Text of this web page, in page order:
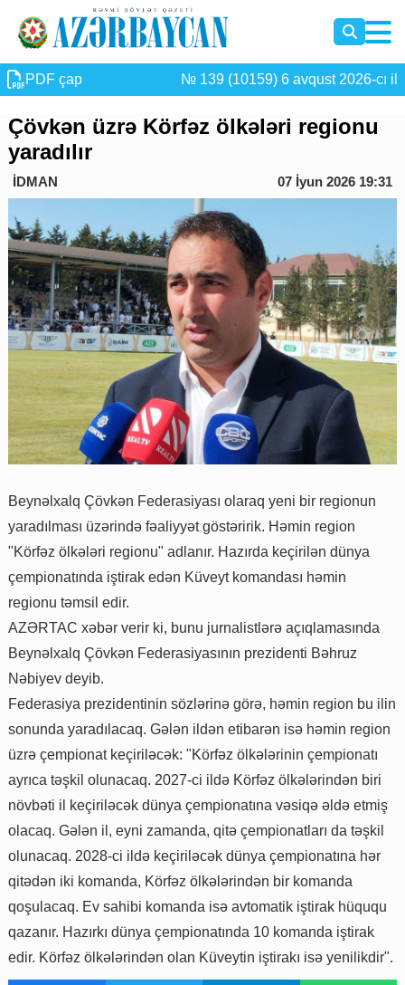
PDF çap № 139 (10159) 6 avqust 2026-cı il
Çövkən üzrə Körfəz ölkələri regionu
yaradılır
İDMAN 07 İyun 2026 19:31
Beynəlxalq Çövkən Federasiyası olaraq yeni bir regionun
yaradılması üzərində fəaliyyət göstəririk. Həmin region
"Körfəz ölkələri regionu" adlanır. Hazırda keçirilən dünya
çempionatında iştirak edən Küveyt komandası həmin
regionu təmsil edir.
AZƏRTAC xəbər verir ki, bunu jurnalistlərə açıqlamasında
Beynəlxalq Çövkən Federasiyasının prezidenti Bəhruz
Nəbiyev deyib.
Federasiya prezidentinin sözlərinə görə, həmin region bu ilin
sonunda yaradılacaq. Gələn ildən etibarən isə həmin region
üzrə çempionat keçiriləcək: "Körfəz ölkələrinin çempionatı
ayrıca təşkil olunacaq. 2027-ci ildə Körfəz ölkələrindən biri
növbəti il keçiriləcək dünya çempionatına vəsiqə əldə etmiş
olacaq. Gələn il, eyni zamanda, qitə çempionatları da təşkil
olunacaq. 2028-ci ildə keçiriləcək dünya çempionatına hər
qitədən iki komanda, Körfəz ölkələrindən bir komanda
qoşulacaq. Ev sahibi komanda isə avtomatik iştirak hüququ
qazanır. Hazırkı dünya çempionatında 10 komanda iştirak
edir. Körfəz ölkələrindən olan Küveytin iştirakı isə yenilikdir".